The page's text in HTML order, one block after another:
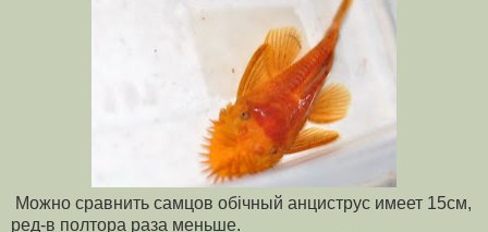
Можно сравнить самцов обічный анциструс имеет 15см,
ред-в полтора раза меньше.